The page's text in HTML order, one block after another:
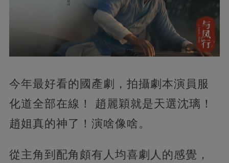
今年最好看的國產劇，拍攝劇本演員服
化道全部在線！ 趙麗穎就是天選沈璃！
趙姐真的神了！演啥像啥。
從主角到配角頗有人均喜劇人的感覺，